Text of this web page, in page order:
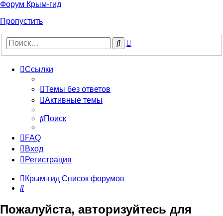
Форум Крым-гид
Пропустить
Поиск
Ссылки
Темы без ответов
Активные темы
Поиск
FAQ
Вход
Регистрация
Крым-гид Список форумов
Поиск
Пожалуйста, авторизуйтесь для